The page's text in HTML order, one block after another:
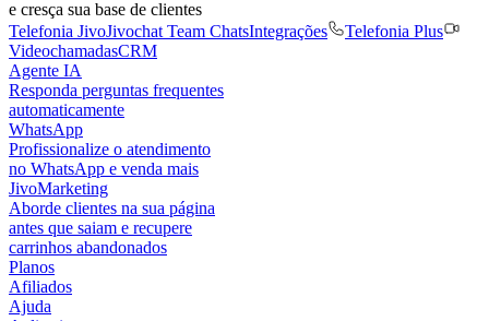
e cresça sua base de clientes
Telefonia JivoJivochat Team ChatsIntegrações
Telefonia Plus
VideochamadasCRM
Agente IA
Responda perguntas frequentes
automaticamente
WhatsApp
Profissionalize o atendimento
no WhatsApp e venda mais
JivoMarketing
Aborde clientes na sua página
antes que saiam e recupere
carrinhos abandonados
Planos
Afiliados
Ajuda